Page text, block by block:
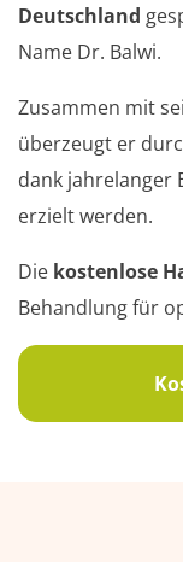
Deutschland
Name Dr. Balwi.
Zusammen mit
überzeugt er
dank jahrelanger
erzielt werden.
Die kostenlose
Behandlung für